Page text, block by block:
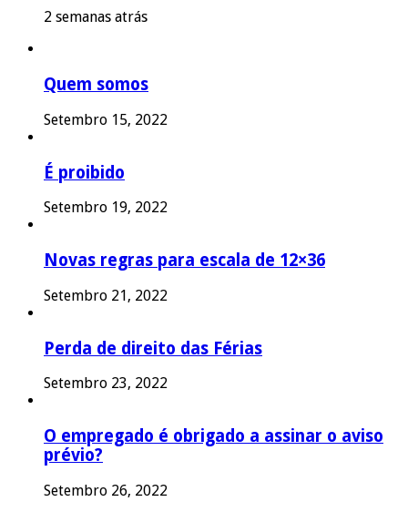
2 semanas atrás
Quem somos
Setembro 15, 2022
É proibido
Setembro 19, 2022
Novas regras para escala de 12×36
Setembro 21, 2022
Perda de direito das Férias
Setembro 23, 2022
O empregado é obrigado a assinar o aviso
prévio?
Setembro 26, 2022